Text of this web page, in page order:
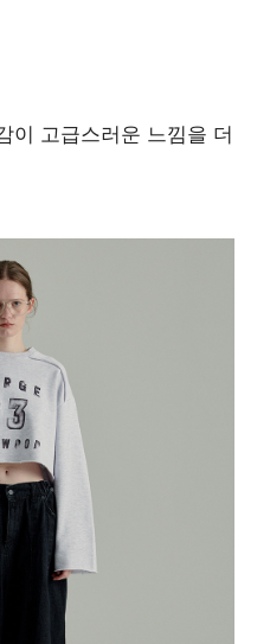
이 고급스러운 느낌을 더